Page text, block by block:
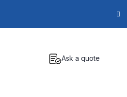
Ask a quote